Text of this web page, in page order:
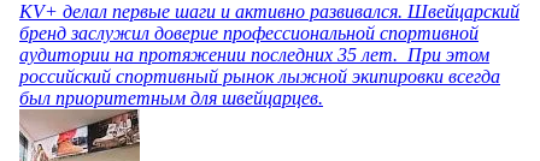
KV+ делал первые шаги и активно развивался. Швейцарский
бренд заслужил доверие профессиональной спортивной
аудитории на протяжении последних 35 лет. При этом
российский спортивный рынок лыжной экипировки всегда
был приоритетным для швейцарцев.